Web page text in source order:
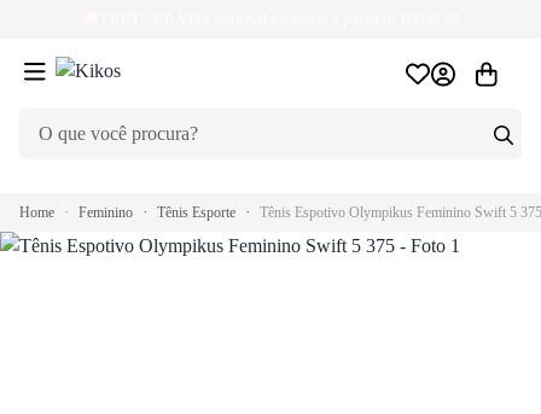
Home Feminino Tênis Esporte Tênis Espotivo Olympikus Feminino Swift 5 375